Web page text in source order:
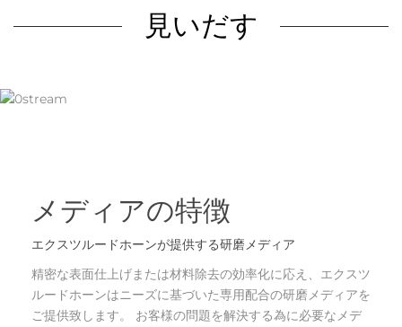
見いだす
メディアの特徴
エクスツルードホーンが提供する研磨メディア
精密な表面仕上げまたは材料除去の効率化に応え、エクスツ
ルードホーンはニーズに基づいた専用配合の研磨メディアを
ご提供致します。 お客様の問題を解決する為に必要なメデ